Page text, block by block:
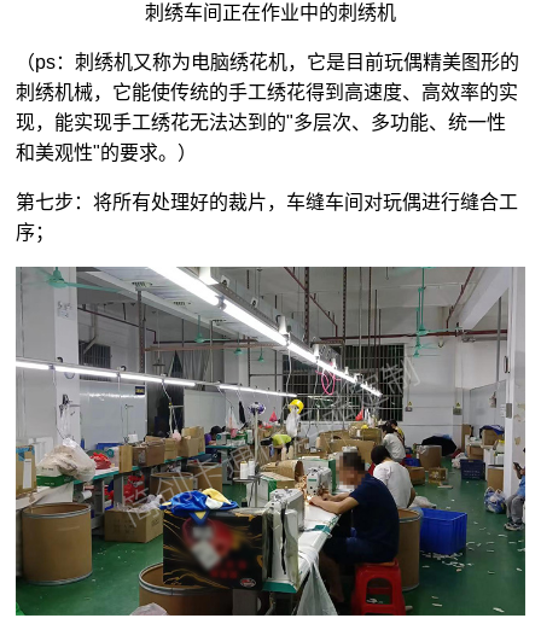
刺绣车间正在作业中的刺绣机
（ps：刺绣机又称为电脑绣花机，它是目前玩偶精美图形的
刺绣机械，它能使传统的手工绣花得到高速度、高效率的实
现，能实现手工绣花无法达到的"多层次、多功能、统一性
和美观性"的要求。）
第七步：将所有处理好的裁片，车缝车间对玩偶进行缝合工
序；